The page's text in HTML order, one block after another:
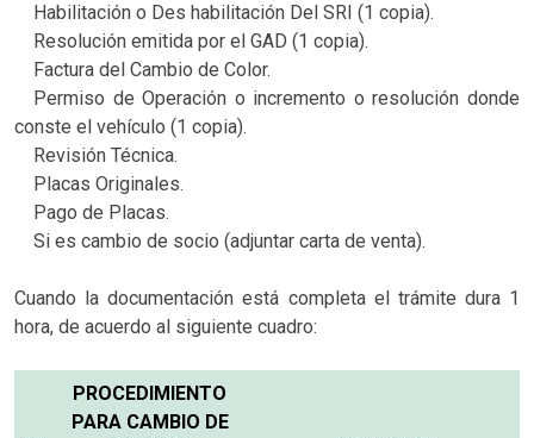
Habilitación o Des habilitación Del SRI (1 copia).
Resolución emitida por el GAD (1 copia).
Factura del Cambio de Color.
Permiso de Operación o incremento o resolución donde
conste el vehículo (1 copia).
Revisión Técnica.
Placas Originales.
Pago de Placas.
Si es cambio de socio (adjuntar carta de venta).
Cuando la documentación está completa el trámite dura 1
hora, de acuerdo al siguiente cuadro:
PROCEDIMIENTO
PARA CAMBIO DE